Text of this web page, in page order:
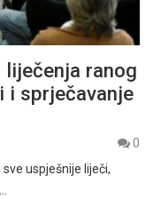
liječenja ranog
i sprječavanje
0
uspješnije liječi,